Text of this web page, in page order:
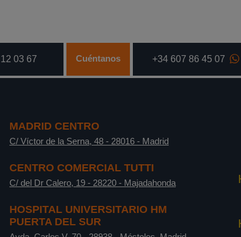
03 67 Cuéntanos +34 607 86 45 07
MADRID CENTRO
C/ Víctor de la Serna, 48 - 28016 - Madrid
CENTRO COMERCIAL TUTTI
C/ del Dr Calero, 19 - 28220 - Majadahonda
HOSPITAL UNIVERSITARIO HM
PUERTA DEL SUR